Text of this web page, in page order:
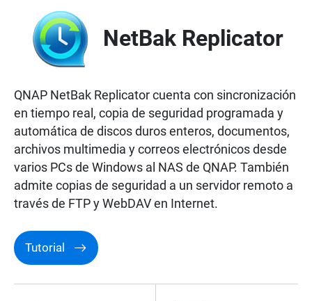
NetBak Replicator
QNAP NetBak Replicator cuenta con sincronización
en tiempo real, copia de seguridad programada y
automática de discos duros enteros, documentos,
archivos multimedia y correos electrónicos desde
varios PCs de Windows al NAS de QNAP. También
admite copias de seguridad a un servidor remoto a
través de FTP y WebDAV en Internet.
Tutorial